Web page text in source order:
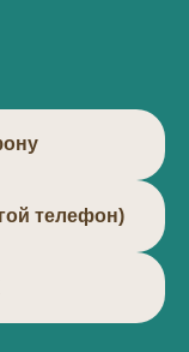
телефон)